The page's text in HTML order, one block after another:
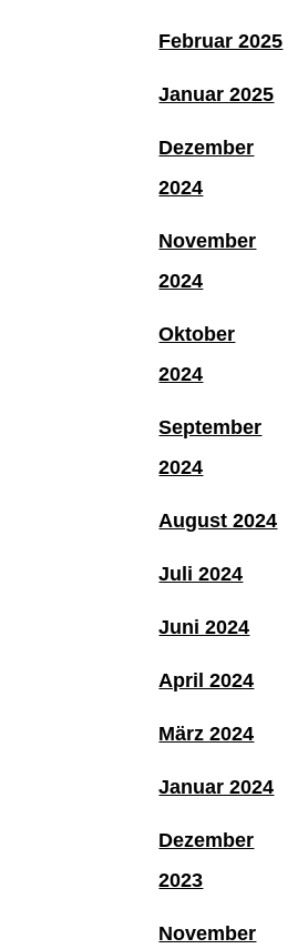
Februar 2025
Januar 2025
Dezember
2024
November
2024
Oktober
2024
September
2024
August 2024
Juli 2024
Juni 2024
April 2024
März 2024
Januar 2024
Dezember
2023
November